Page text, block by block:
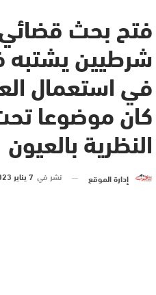
فتح بحث
شرطيين
في استعمال
كان موضوعا
النظرية بالعيون
إدارة الموقع نشر في 7 يناير 2023 الساعة 10 و 23 دقيقة